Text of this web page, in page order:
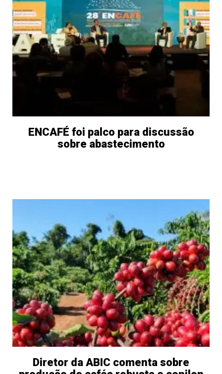
ENCAFÉ foi palco para discussão
sobre abastecimento
Diretor da ABIC comenta sobre